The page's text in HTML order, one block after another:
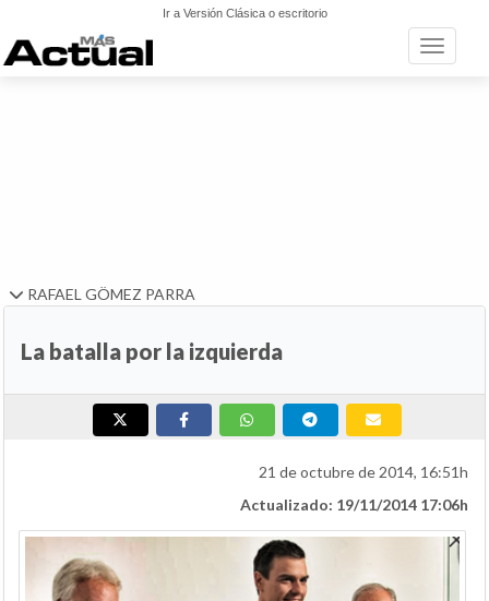
Ir a Versión Clásica o escritorio
Toggle
RAFAEL GÖMEZ PARRA
La batalla por la izquierda
21 de octubre de 2014, 16:51h
Actualizado: 19/11/2014 17:06h